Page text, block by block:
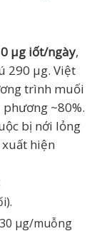
µg iốt/ngày,
290 µg. Việt
trình muối
~80%.
bị nới lỏng
hiện
µg/muỗng